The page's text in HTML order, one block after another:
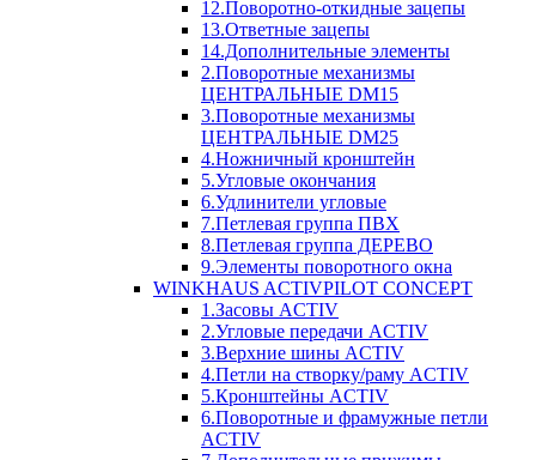
12.Поворотно-откидные зацепы
13.Ответные зацепы
14.Дополнительные элементы
2.Поворотные механизмы
ЦЕНТРАЛЬНЫЕ DM15
3.Поворотные механизмы
ЦЕНТРАЛЬНЫЕ DM25
4.Ножничный кронштейн
5.Угловые окончания
6.Удлинители угловые
7.Петлевая группа ПВХ
8.Петлевая группа ДЕРЕВО
9.Элементы поворотного окна
WINKHAUS ACTIVPILOT CONCEPT
1.Засовы ACTIV
2.Угловые передачи ACTIV
3.Верхние шины ACTIV
4.Петли на створку/раму ACTIV
5.Кронштейны ACTIV
6.Поворотные и фрамужные петли
ACTIV